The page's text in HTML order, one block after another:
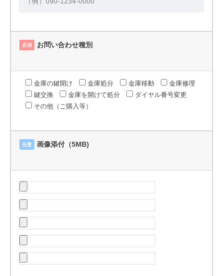
必須 お問い合わせ種別
金庫の鍵開け 金庫処分 金庫移動
金庫修理
鍵交換
金庫を開けて処分
ダイヤル番号変更
その他（ご購入等）
任意 画像添付（5MB)